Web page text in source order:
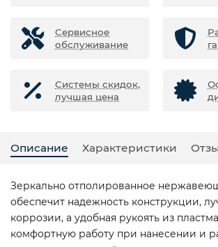
Сервисное
обслуживание
Системы скидок,
лучшая цена
Описание Характеристики
Зеркально отполированное
обеспечит надежность конструкции,
коррозии, а удобная рукоять из
комфортную работу при нанесении и